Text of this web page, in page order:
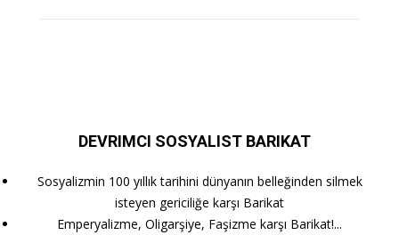
DEVRIMCI SOSYALIST BARIKAT
Sosyalizmin 100 yıllık tarihini dünyanın belleğinden silmek
isteyen gericiliğe karşı Barikat
Emperyalizme, Oligarşiye, Faşizme karşı Barikat!...